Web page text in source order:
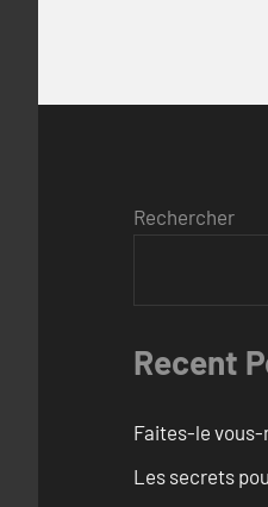
Rechercher
Recent
Faites-le
Les secrets